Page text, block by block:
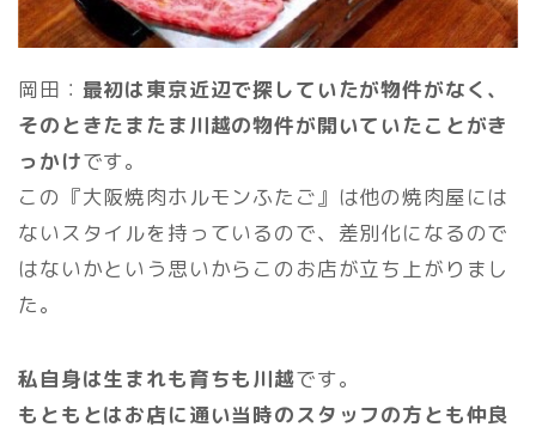
岡田： 最初は東京近辺で探していたが物件がなく、
そのときたまたま川越の物件が開いていたことがき
っかけです。
この『大阪焼肉ホルモンふたご』は他の焼肉屋には
ないスタイルを持っているので、差別化になるので
はないかという思いからこのお店が立ち上がりまし
た。
私自身は生まれも育ちも川越です。
もともとはお店に通い当時のスタッフの方とも仲良